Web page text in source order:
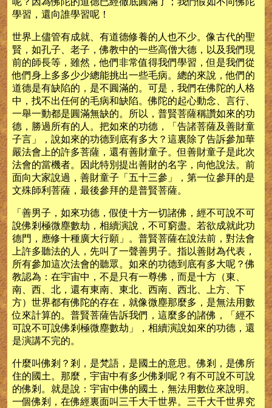
學習，還向誰學習呢！
世界上儘管有成就、有道德修養的人也不少。像古代的聖
賢，如孔子、老子，佛教中的一些高僧大德，以及我們現
前的師長等，雖然，他們非常值得我們學習，但是我們從
他們身上多多少少總能挑出一些毛病。總的來說，他們的
道德是有缺陷的，是不圓滿的。可是，我們在佛陀的人格
中，找不出任何的毛病和缺陷。佛陀的起心動念、言行、
一舉一動都是圓滿無缺的。所以，普賢菩薩稱讚如來的功
德，勝過所有的人。把如來的功德，「告諸菩薩及善財童
子言」，說如來的功德到底有多大？這裏除了告訴參加華
嚴法會上的許多菩薩，還有善財童子。但善財童子是此次
法會的當機者。因此特別提出善財的名字，向他說法。前
面向大家說過，善財童子「五十三參」，第一位參拜的是
文殊師利菩薩，最後參拜的是普賢菩薩。
「善男子，如來功德，假使十方一切諸佛，經不可說不可
說佛剎極微塵數劫，相續演說，不可窮盡。若欲成就此功
德門，應修十種廣大行願」。普賢菩薩在說法前，對法會
上許多聽法的人，先叫了一聲善男子。指以善財為代表，
所有參加這次法會的聽眾。如來的功德到底有多大呢？佛
教認為：在宇宙中，不是只有一尊佛，而是十方（東、
南、西、北，還有東南、東北、西南、西北、上方、下
方）世界都有佛陀的存在，就像微塵那麼多，是無法用數
位來計算的。普賢菩薩告訴我們，這麼多的諸佛，「經不
可說不可說佛剎極微塵數劫」，相續演說如來的功德，還
是演講不完的。
什麼叫佛剎？剎，是梵語，是國土的意思。佛剎，是佛所
住的國土。那麼，宇宙中有多少佛剎呢？有不可說不可說
的佛剎。就是說：宇宙中佛的國土，無法用數位來說明。
一個佛剎，在佛經裏面叫三千大千世界。三千大千世界究